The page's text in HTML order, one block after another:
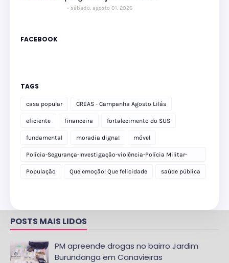
sábado, agosto 01, 2026
FACEBOOK
TAGS
casa popular CREAS - Campanha Agosto Lilás
eficiente financeira fortalecimento do SUS
fundamental moradia digna! móvel
Polícia-Segurança-Investigação-violência-Polícia Militar-
delegacia
População Que emoção! Que felicidade saúde pública
POSTS MAIS LIDOS
PM apreende drogas no bairro Jardim
Burundanga em Canavieiras